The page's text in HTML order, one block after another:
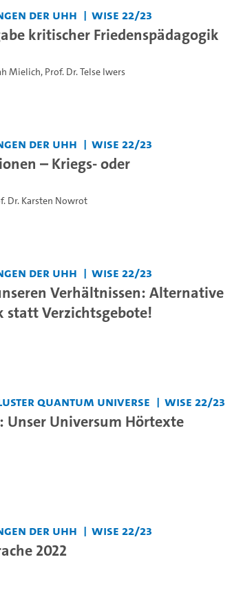
der UHH WiSe 22/23
kritischer Friedenspädagogik
Mielich, Prof. Dr. Telse Iwers
der UHH WiSe 22/23
– Kriegs- oder
Dr. Karsten Nowrot
der UHH WiSe 22/23
Verhältnissen: Alternative
Verzichtsgebote!
Quantum Universe WiSe 22/23
Unser Universum Hörtexte
der UHH WiSe 22/23
2022